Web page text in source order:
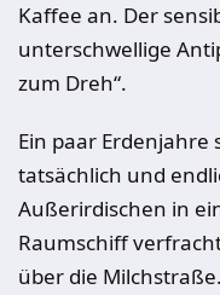
Kaffee an. Der
unterschwellige
zum Dreh“.
Ein paar Erdenjahre
tatsächlich und
Außerirdischen in
Raumschiff
über die